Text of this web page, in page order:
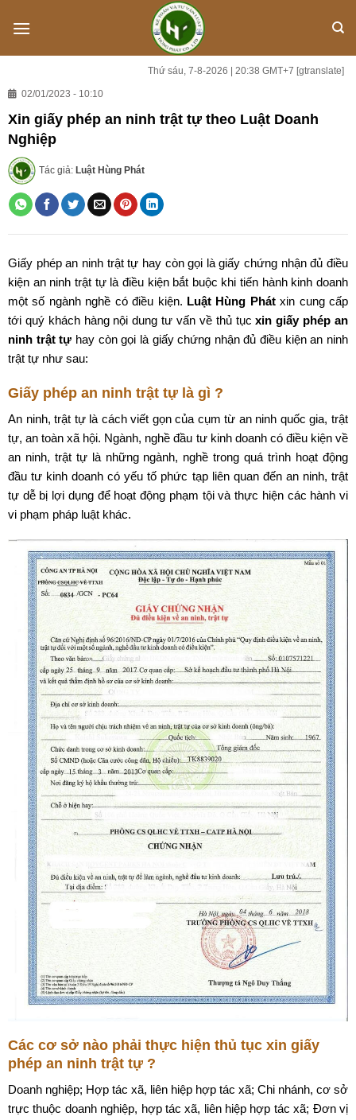
Thứ sáu, 7-8-2026 | 20:38 GMT+7 [gtranslate]
02/01/2023 - 10:10
Xin giấy phép an ninh trật tự theo Luật Doanh
Nghiệp
Tác giả: Luật Hùng Phát
Giấy phép an ninh trật tự hay còn gọi là giấy chứng nhận đủ điều
kiện an ninh trật tự là điều kiện bắt buộc khi tiến hành kinh doanh
một số ngành nghề có điều kiện. Luật Hùng Phátxin cung cấp
tới quý khách hàng nội dung tư vấn về thủ tụcxin giấy phép an
ninh trật tự hay còn gọi là giấy chứng nhận đủ điều kiện an ninh
trật tự như sau:
Giấy phép an ninh trật tự là gì ?
An ninh, trật tự là cách viết gọn của cụm từ an ninh quốc gia, trật
tự, an toàn xã hội. Ngành, nghề đầu tư kinh doanh có điều kiện về
an ninh, trật tự là những ngành, nghề trong quá trình hoạt động
đầu tư kinh doanh có yếu tố phức tạp liên quan đến an ninh, trật
tự dễ bị lợi dụng để hoạt động phạm tội và thực hiện các hành vi
vi phạm pháp luật khác.
Các cơ sở nào phải thực hiện thủ tục xin giấy
phép an ninh trật tự ?
Doanh nghiệp; Hợp tác xã, liên hiệp hợp tác xã; Chi nhánh, cơ sở
trực thuộc doanh nghiệp, hợp tác xã, liên hiệp hợp tác xã; Đơn vị